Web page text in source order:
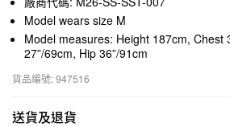
Model wears size M
Model measures: Height 187cm, Chest
27”/69cm, Hip 36”/91cm
貨品編號: 947516
送貨及退貨